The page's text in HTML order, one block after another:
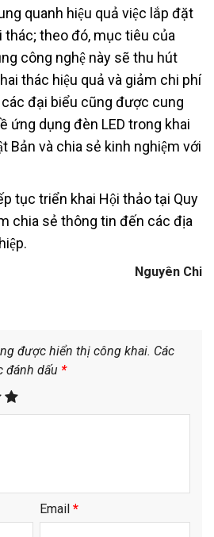
quanh hiệu quả việc lắp đặt
thác; theo đó, mục tiêu của
công nghệ này sẽ thu hút
thác hiệu quả và giảm chi phí
đại biểu cũng được cung
ứng dụng đèn LED trong khai
Bản và chia sẻ kinh nghiệm với
tục triển khai Hội thảo tại Quy
chia sẻ thông tin đến các địa
Nguyên Chi
được hiển thị công khai. Các
đánh dấu *
Email *